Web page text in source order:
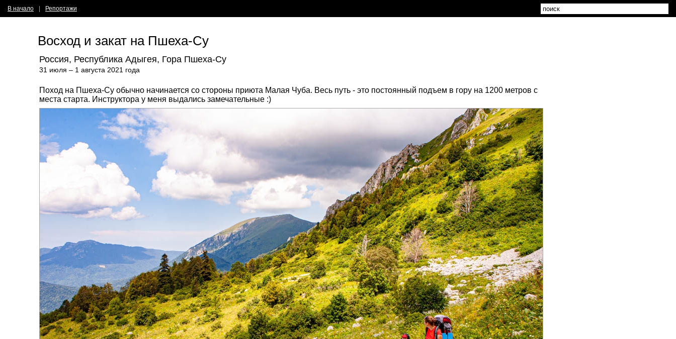
В начало Репортажи
Восход и закат на Пшеха-Су
Россия, Республика Адыгея, Гора Пшеха-Су
31 июля – 1 августа 2021 года
Поход на Пшеха-Су обычно начинается со стороны приюта Малая Чуба. Весь путь - это постоянный подъем в гору на 1200 метров с
места старта. Инструктора у меня выдались замечательные :)